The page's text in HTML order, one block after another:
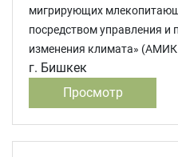
мигрирующих
посредством управления и
изменения климата»
г. Бишкек
Просмотр